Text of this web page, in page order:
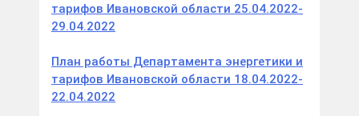
тарифов Ивановской области 25.04.2022-
29.04.2022
План работы Департамента энергетики и
тарифов Ивановской области 18.04.2022-
22.04.2022